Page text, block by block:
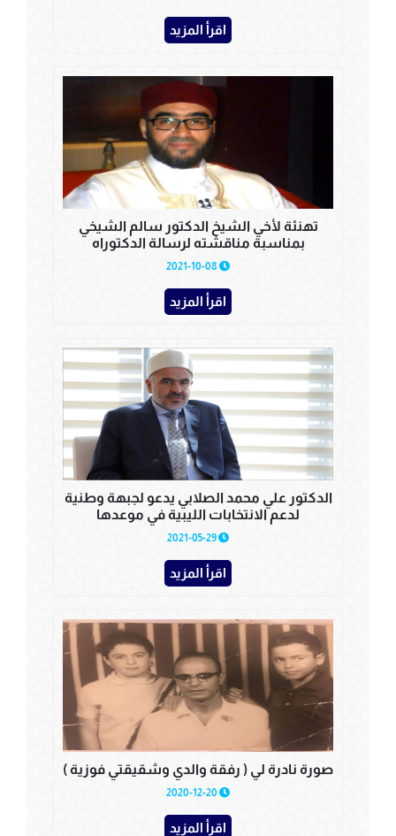
اقرأ المزيد
تهنئة لأخي الشيخ الدكتور سالم الشيخي
بمناسبة مناقشته لرسالة الدكتوراه
اقرأ المزيد
الدكتور علي محمد الصلابي يدعو لجبهة وطنية
لدعم الانتخابات الليبية في موعدها
اقرأ المزيد
صورة نادرة لي ( رفقة والدي وشقيقتي فوزية )
اقرأ المزيد